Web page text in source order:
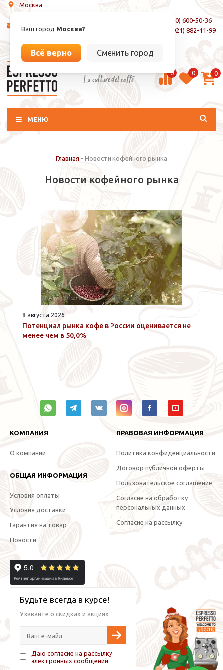
Москва
Ваш город Москва?
Всё верно Сменить город
info@espressoperfetto.ru
8 (800) 600-50-36
+7 (921) 882-11-99
La culture del caffé 0 0 0
МЕНЮ
Главная - Новости кофейного рынка
Новости кофейного рынка
8 августа 2026
Потенциал рынка кофе в России оценивается не
менее чем в 50,0%
КОМПАНИЯ
О компании
ОБЩАЯ ИНФОРМАЦИЯ
Условия оплаты
Условия доставки
Гарантия на товар
Новости
ПРАВОВАЯ ИНФОРМАЦИЯ
Политика конфиденциальности
Договор публичной оферты
Пользовательское соглашение
Согласие на обработку
персональных данных
Согласие на рассылку
Будьте всегда в курсе!
Узавайте о скидках и акциях
Даю согласие на рассылку
электронных сообщений.